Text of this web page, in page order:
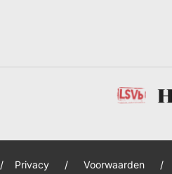
/ Privacy / Voorwaarden /